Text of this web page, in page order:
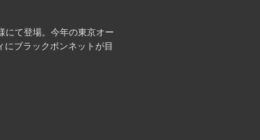
にて登場。今年の東京オー
ブラックボンネットが目